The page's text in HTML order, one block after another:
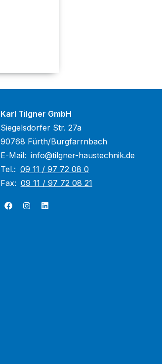
Karl Tilgner GmbH
Siegelsdorfer Str. 27a
90768 Fürth/Burgfarrnbach
E-Mail: info@tilgner-haustechnik.de
Tel.: 09 11 / 97 72 08 0
Fax: 09 11 / 97 72 08 21